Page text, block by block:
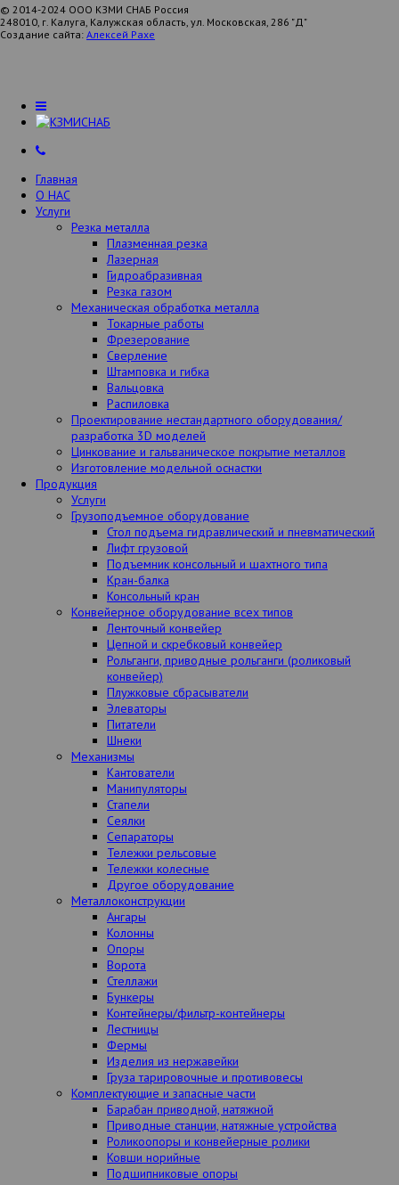
© 2014-2024 ООО КЗМИ СНАБ Россия
248010, г. Калуга, Калужская область, ул. Московская, 286 "Д"
Создание сайта: Алексей Рахе
Главная
О НАС
Услуги
Резка металла
Плазменная резка
Лазерная
Гидроабразивная
Резка газом
Механическая обработка металла
Токарные работы
Фрезерование
Сверление
Штамповка и гибка
Вальцовка
Распиловка
Проектирование нестандартного оборудования/
разработка 3D моделей
Цинкование и гальваническое покрытие металлов
Изготовление модельной оснастки
Продукция
Услуги
Грузоподъемное оборудование
Стол подъема гидравлический и пневматический
Лифт грузовой
Подъемник консольный и шахтного типа
Кран-балка
Консольный кран
Конвейерное оборудование всех типов
Ленточный конвейер
Цепной и скребковый конвейер
Рольганги, приводные рольганги (роликовый
конвейер)
Плужковые сбрасыватели
Элеваторы
Питатели
Шнеки
Механизмы
Кантователи
Манипуляторы
Стапели
Сеялки
Сепараторы
Тележки рельсовые
Тележки колесные
Другое оборудование
Металлоконструкции
Ангары
Колонны
Опоры
Ворота
Стеллажи
Бункеры
Контейнеры/фильтр-контейнеры
Лестницы
Фермы
Изделия из нержавейки
Груза тарировочные и противовесы
Комплектующие и запасные части
Барабан приводной, натяжной
Приводные станции, натяжные устройства
Роликоопоры и конвейерные ролики
Ковши норийные
Подшипниковые опоры